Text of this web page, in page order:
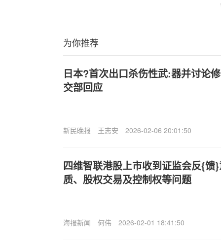
为你推荐
日本?首次出口杀伤性武:器并讨论
交部回应
新民晚报 王志安 2026-02-06 20:01:50
四维智联港股上市收到证监会反{馈
质、股权交易及控制权等问题
海报新闻 何伟 2026-02-01 18:41:50